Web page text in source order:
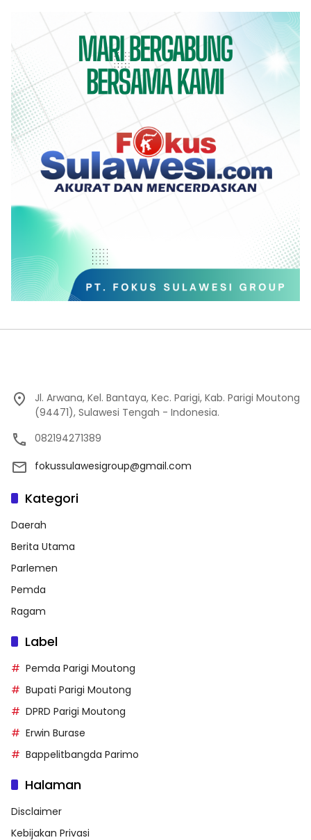
Jl. Arwana, Kel. Bantaya, Kec. Parigi, Kab. Parigi Moutong
(94471), Sulawesi Tengah - Indonesia.
082194271389
fokussulawesigroup@gmail.com
Kategori
Daerah
Berita Utama
Parlemen
Pemda
Ragam
Label
Pemda Parigi Moutong
Bupati Parigi Moutong
DPRD Parigi Moutong
Erwin Burase
Bappelitbangda Parimo
Halaman
Disclaimer
Kebijakan Privasi